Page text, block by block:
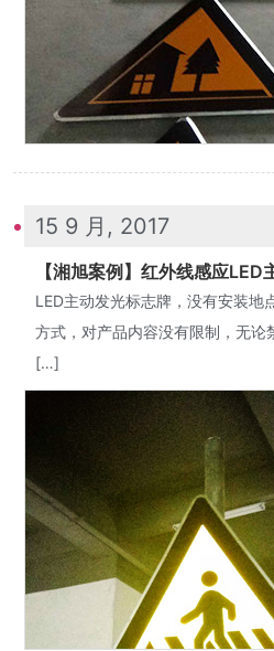
15 9 月, 2017
【湘旭案例】红外线感应
LED主动发光标志牌，没有安装地
方式，对产品内容没有限制，无论
[…]